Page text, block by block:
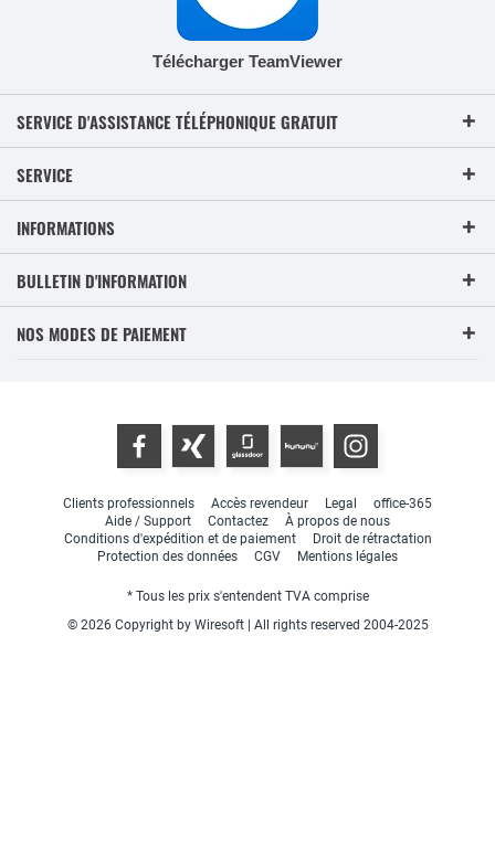
Télécharger TeamViewer
SERVICE D'ASSISTANCE TÉLÉPHONIQUE GRATUIT
SERVICE
INFORMATIONS
BULLETIN D'INFORMATION
NOS MODES DE PAIEMENT
Clients professionnels Accès revendeur Legal
office-365
Aide / Support
Contactez
À propos de nous
Conditions d'expédition et de paiement
Droit de rétractation
Protection des données
CGV Mentions légales
* Tous les prix s'entendent TVA comprise
© 2026 Copyright by Wiresoft | All rights reserved 2004-2025